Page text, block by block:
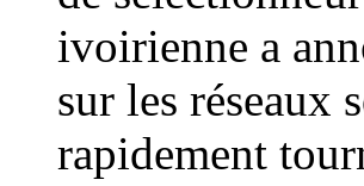
ivoirienne a
sur les réseaux
rapidement